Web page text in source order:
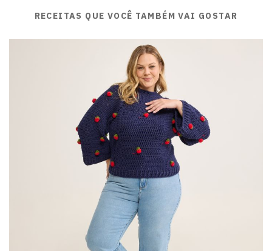
RECEITAS QUE VOCÊ TAMBÉM VAI GOSTAR